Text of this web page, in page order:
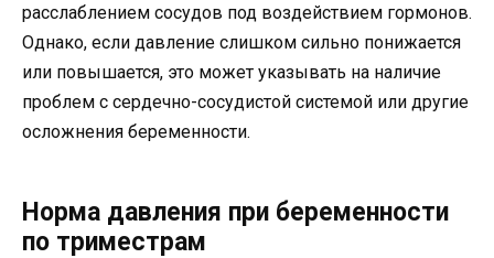
расслаблением сосудов под воздействием гормонов.
Однако, если давление слишком сильно понижается
или повышается, это может указывать на наличие
проблем с сердечно-сосудистой системой или другие
осложнения беременности.
Норма давления при беременности
по триместрам